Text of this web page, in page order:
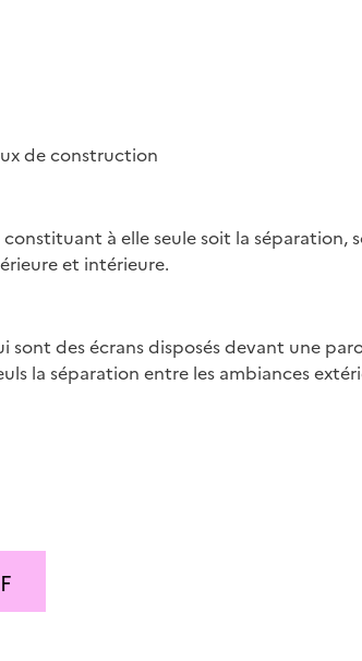
de construction
à elle seule soit la séparation,
et intérieure.
sont des écrans disposés devant une
la séparation entre les ambiances